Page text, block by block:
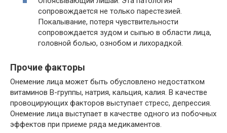
сопровождается не только парестезией.
Покалывание, потеря чувствительности
сопровождается зудом и сыпью в области лица,
головной болью, ознобом и лихорадкой.
Прочие факторы
Онемение лица может быть обусловлено недостатком
витаминов В-группы, натрия, кальция, калия. В качестве
провоцирующих факторов выступает стресс, депрессия.
Онемение лица выступает в качестве одного из побочных
эффектов при приеме ряда медикаментов.